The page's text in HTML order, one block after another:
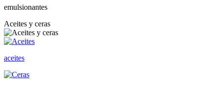
emulsionantes
Aceites y ceras
aceites